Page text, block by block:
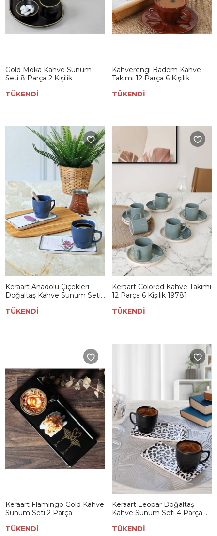
Gold Moka Kahve Sunum
Seti 8 Parça 2 Kişilik
TÜKENDİ
Kahverengi Badem Kahve
Takımı 12 Parça 6 Kişilik
TÜKENDİ
Keraart Anadolu Çiçekleri
Doğaltaş Kahve Sunum Seti
TÜKENDİ
Keraart Colored Kahve Takımı
12 Parça 6 Kişilik 19781
TÜKENDİ
Keraart Flamingo Gold Kahve
Sunum Seti 2 Parça
TÜKENDİ
Keraart Leopar Doğaltaş
Kahve Sunum Seti 4 Parça 2
TÜKENDİ